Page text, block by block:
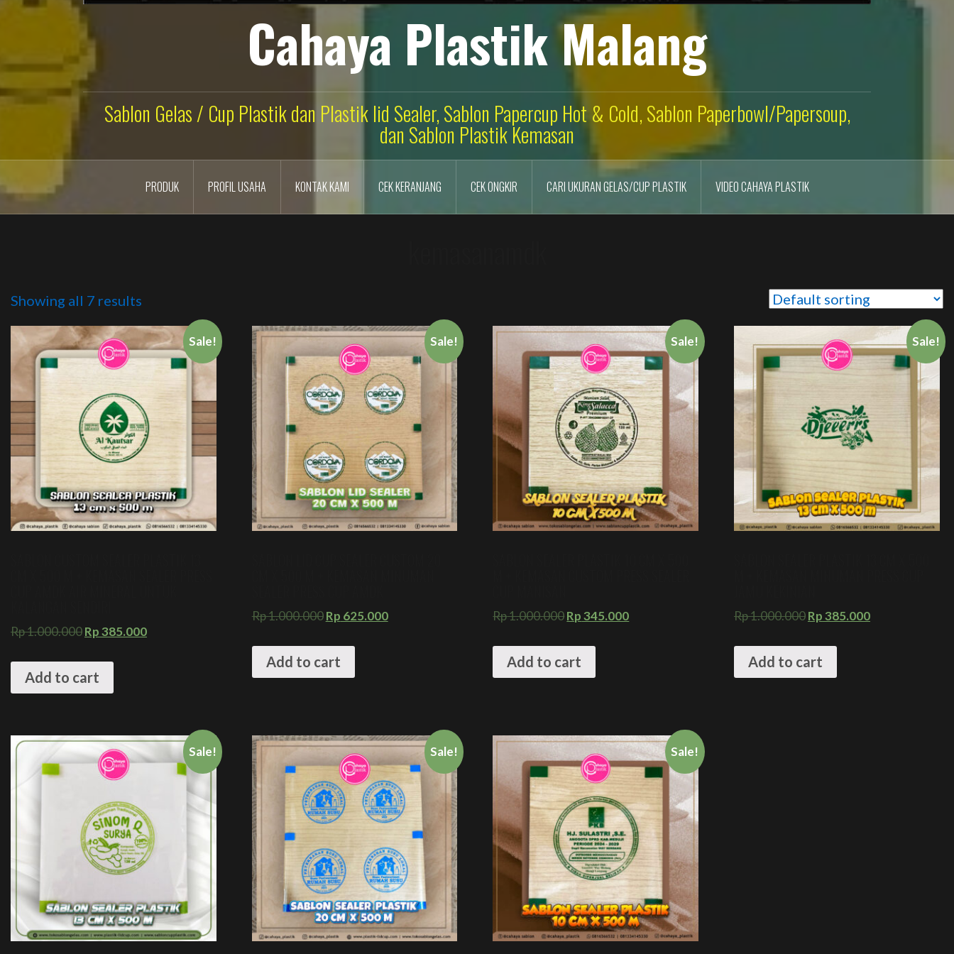
Cahaya Plastik Malang
Sablon Gelas / Cup Plastik dan Plastik lid Sealer, Sablon Papercup Hot & Cold, Sablon Paperbowl/Papersoup,
dan Sablon Plastik Kemasan
PRODUK PROFIL USAHA KONTAK KAMI CEK KERANJANG CEK ONGKIR CARI UKURAN GELAS/CUP PLASTIK VIDEO CAHAYA PLASTIK
Showing all 7 results
Sale!
Rp1.000.000Rp385.000
Add to cart
Sale!
Rp1.000.000 Rp 625.000
Add to cart
Sale!
Rp1.000.000Rp345.000
Add to cart
Sale!
Rp1.000.000Rp385.000
Add to cart
Sale! Sale! Sale!